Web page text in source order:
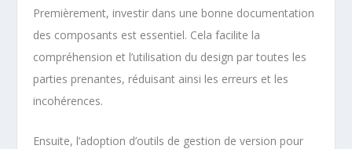
Premièrement, investir dans une bonne documentation
des composants est essentiel. Cela facilite la
compréhension et l’utilisation du design par toutes les
parties prenantes, réduisant ainsi les erreurs et les
incohérences.
Ensuite, l’adoption d’outils de gestion de version pour